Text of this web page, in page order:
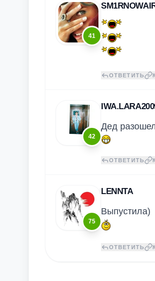
41
ОТВЕТИТЬ
42
Дед
ОТВЕТИТЬ
75
LENNTA
Выпустила)
ОТВЕТИТЬ